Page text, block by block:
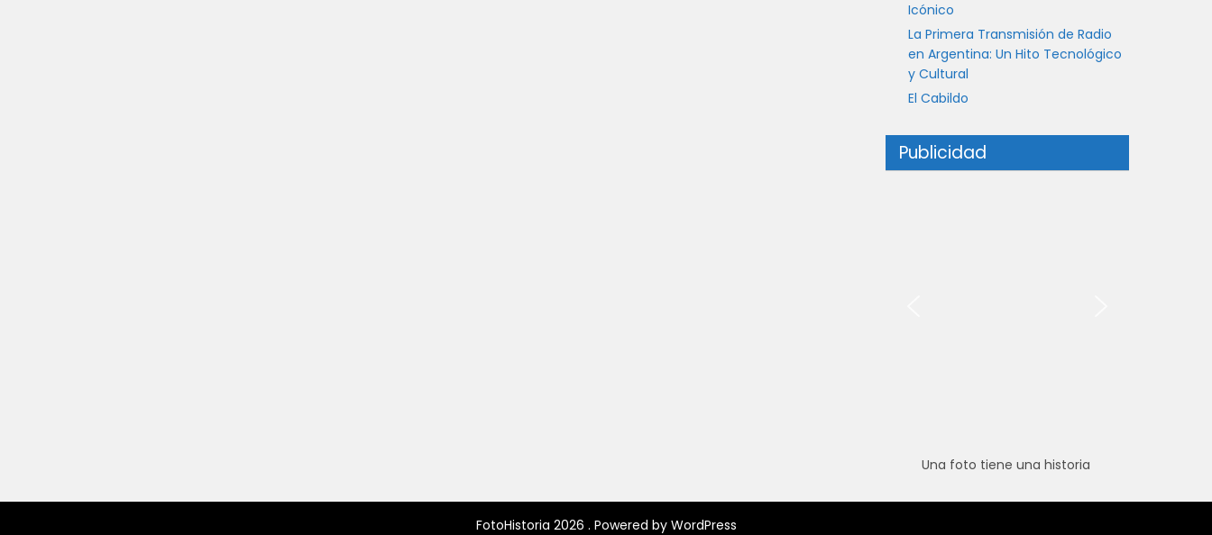
Icónico
La Primera Transmisión de Radio
en Argentina: Un Hito Tecnológico
y Cultural
El Cabildo
Publicidad
Una foto tiene una historia
FotoHistoria 2026 . Powered by WordPress